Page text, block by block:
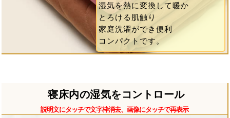
湿気を熱に変換して暖か
とろける肌触り
家庭洗濯ができ便利
コンパクトです。
寝床内の湿気をコントロール
説明文にタッチで文字枠消去、画像にタッチで再表示